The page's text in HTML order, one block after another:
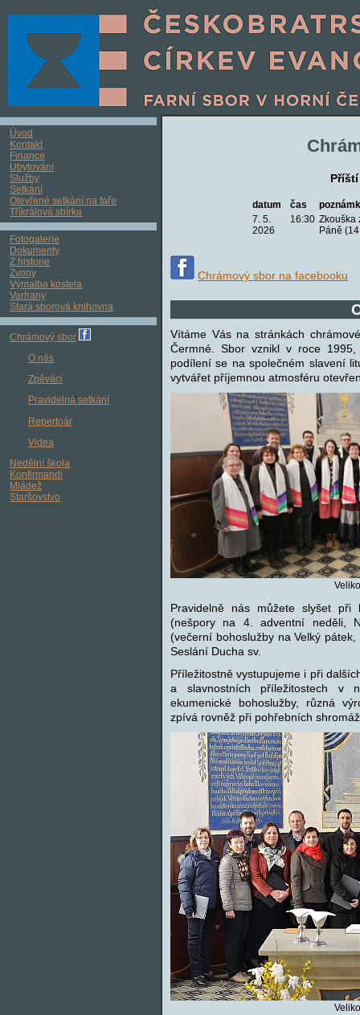
Úvod
Kontakt
Finance
Ubytování
Služby
Setkání
Otevřené setkání na faře
Tříkrálová sbírka
Fotogalerie
Dokumenty
Z historie
Zvony
Výmalba kostela
Varhany
Stará sborová knihovna
Chrámový sbor
O nás
Zpěváci
Pravidelná setkání
Repertoár
Videa
Nedělní škola
Konfirmandi
Mládež
Staršovstvo
datum čas
7. 5.
2026
16:30 Zkouška
Páně
Chrámový sbor na facebooku
Vítáme Vás na stránkách
Čermné. Sbor vznikl v roce
podílení se na společném slavení
vytvářet příjemnou atmosféru
Pravidelně nás můžete slyšet
(nešpory na 4. adventní neděli,
(večerní bohoslužby na Velký
Seslání Ducha sv.
Příležitostně vystupujeme i při
a slavnostních příležitostech v
ekumenické bohoslužby, různá
zpívá rovněž při pohřebních